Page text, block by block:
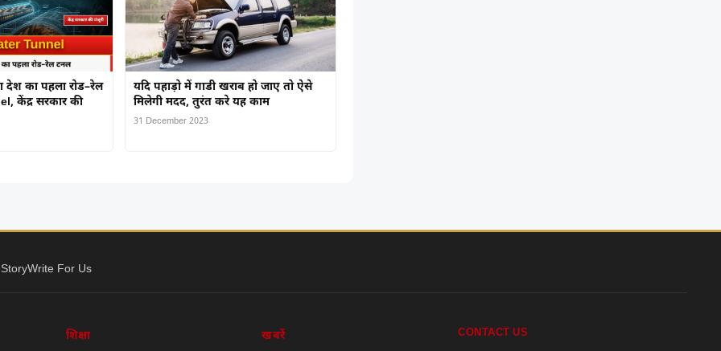
देश का पहला रोड–रेल
केंद्र सरकार की
यदि पहाड़ो में गाडी खराब हो जाए तो ऐसे
मिलेगी मदद, तुरंत करे यह काम
31 December 2023
Write For Us
शिक्षा खबरें CONTACT US